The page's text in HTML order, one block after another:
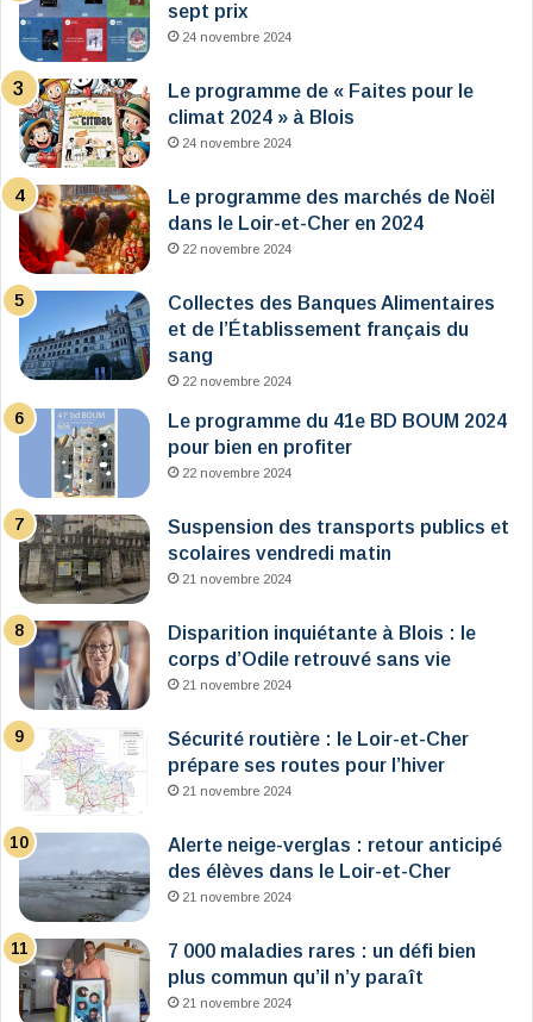
sept prix
24 novembre 2024
Le programme de « Faites pour le
climat 2024 » à Blois
24 novembre 2024
Le programme des marchés de Noël
dans le Loir-et-Cher en 2024
22 novembre 2024
Collectes des Banques Alimentaires
et de l’Établissement français du
sang
22 novembre 2024
Le programme du 41e BD BOUM 2024
pour bien en profiter
22 novembre 2024
Suspension des transports publics et
scolaires vendredi matin
21 novembre 2024
Disparition inquiétante à Blois : le
corps d’Odile retrouvé sans vie
21 novembre 2024
Sécurité routière : le Loir-et-Cher
prépare ses routes pour l’hiver
21 novembre 2024
Alerte neige-verglas : retour anticipé
des élèves dans le Loir-et-Cher
21 novembre 2024
7 000 maladies rares : un défi bien
plus commun qu’il n’y paraît
21 novembre 2024